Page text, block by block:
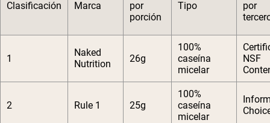
Clasificación Marca
por
porción
Tipo
por
1
Naked
Nutrition
26g
100%
caseína
micelar
NSF
2 Rule 1 25g
100%
caseína
micelar